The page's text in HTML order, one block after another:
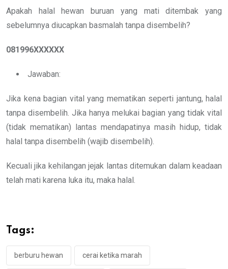
Apakah halal hewan buruan yang mati ditembak yang
sebelumnya diucapkan basmalah tanpa disembelih?
081996XXXXXX
Jawaban:
Jika kena bagian vital yang mematikan seperti jantung, halal
tanpa disembelih. Jika hanya melukai bagian yang tidak vital
(tidak mematikan) lantas mendapatinya masih hidup, tidak
halal tanpa disembelih (wajib disembelih).
Kecuali jika kehilangan jejak lantas ditemukan dalam keadaan
telah mati karena luka itu, maka halal.
Tags:
berburu hewan cerai ketika marah